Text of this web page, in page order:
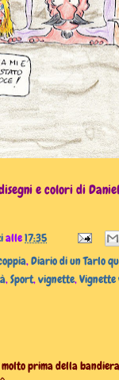
e colori di
alle17:35
,Diario di un Tarlo
,Sport,vignette,
prima della